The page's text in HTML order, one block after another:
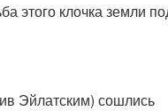
этого клочка земли
Эйлатским) сошлись